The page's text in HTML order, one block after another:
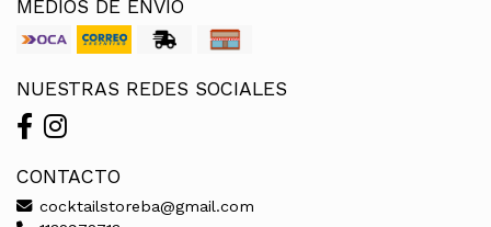
MEDIOS DE ENVÍO
NUESTRAS REDES SOCIALES
CONTACTO
cocktailstoreba@gmail.com